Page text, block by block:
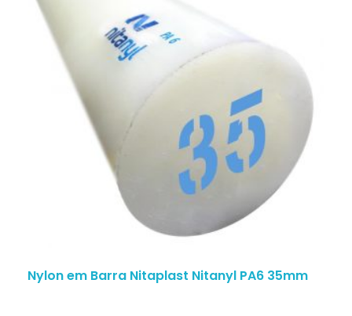
Nylon em Barra Nitaplast Nitanyl PA6 35mm